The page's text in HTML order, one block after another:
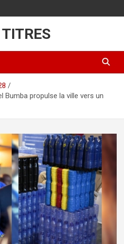
Bumba propulse la ville vers un